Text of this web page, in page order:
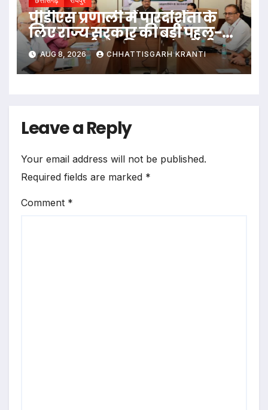
पीडीएस प्रणाली में पारदर्शिता के
लिए राज्य सरकार की बड़ी पहल-
रायपुर, दुर्ग और बिलासपुर में तीन
‘अन्नपूर्ति ग्रेन एटीएम‘ का शुभारंभ
AUG 8, 2026 CHHATTISGARH KRANTI
Leave a Reply
Your email address will not be published.
Required fields are marked *
Comment *